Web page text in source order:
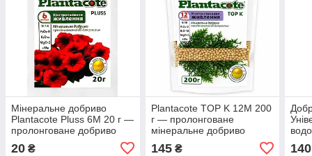
Мінеральне добриво
Plantacote Pluss 6M 20 г —
пролонговане добриво
20 ₴
Plantacote TOP K 12M 200
г — пролонговане
мінеральне добриво
145₴ 140